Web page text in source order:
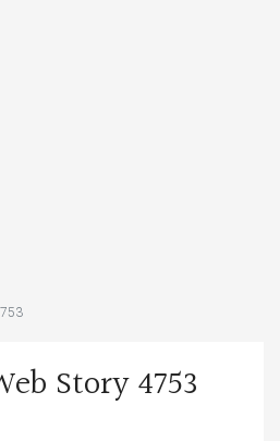
Story 4753